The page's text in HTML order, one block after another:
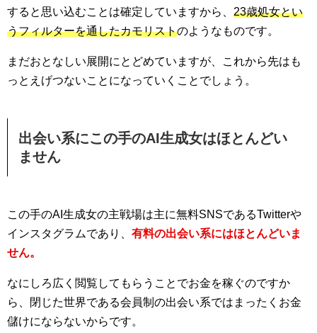
すると思い込むことは確定していますから、 23歳処女とい
うフィルターを通したカモリストのようなものです。
まだおとなしい展開にとどめていますが、これから先はも
っとえげつないことになっていくことでしょう。
出会い系にこの手のAI生成女はほとんどい
ません
この手のAI生成女の主戦場は主に無料SNSであるTwitterや
インスタグラムであり、 有料の出会い系にはほとんどいま
せん。
なにしろ広く閲覧してもらうことでお金を稼ぐのですか
ら、閉じた世界である会員制の出会い系ではまったくお金
儲けにならないからです。